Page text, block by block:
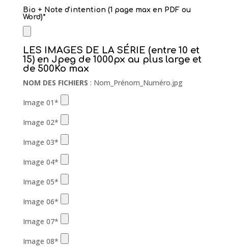
Bio + Note d'intention (1 page max en PDF ou
Word)*
LES IMAGES DE LA SÉRIE (entre 10 et
15) en Jpeg de 1000px au plus large et
de 500Ko max
NOM DES FICHIERS : Nom_Prénom_Numéro.jpg
Image 01*
Image 02*
Image 03*
Image 04*
Image 05*
Image 06*
Image 07*
Image 08*